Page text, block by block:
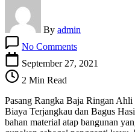
By admin
No CommentsPasang
Rangka
Bekasi
September 27, 2021
2 Min Read
Pasang Rangka Baja Ringan
Biaya Terjangkau dan Bagus
bahan material atap bangunan